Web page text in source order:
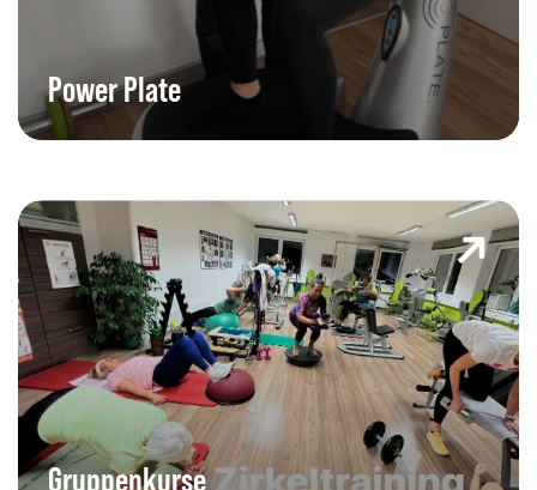
Power Plate
Mit nur zwei Anwendungen pro Woche aktivierst du deinen
Stoffwechsel, formst deinen Körper und verbesserst deine
Gesundheit nachhaltig. Wenig Zeit, große Wirkung!
Gruppenkurse
Gruppenkurse
Motivierende Gruppenkurse von Pilates und Aerobic bis hin zum
Zumba. Unsere Kurse sind nicht nur effektiv, sondern machen
auch Spaß und sorgen für Abwechslung im Trainingsalltag.